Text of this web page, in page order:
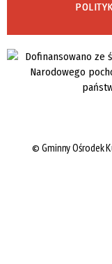
© Gminny Ośrodek